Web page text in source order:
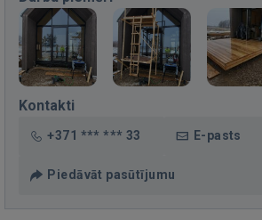
Kontakti
+371 *** *** 33 E-pasts
Piedāvāt pasūtījumu